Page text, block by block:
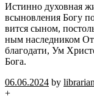
Ис­тин­но ду­хов­ная
всы­нов­ле­ния Богу
вит­ся сыном,
ным на­след­ни­ком
бла­го­да­ти, Ум
Бога.
06.06.2024 by librarian
+